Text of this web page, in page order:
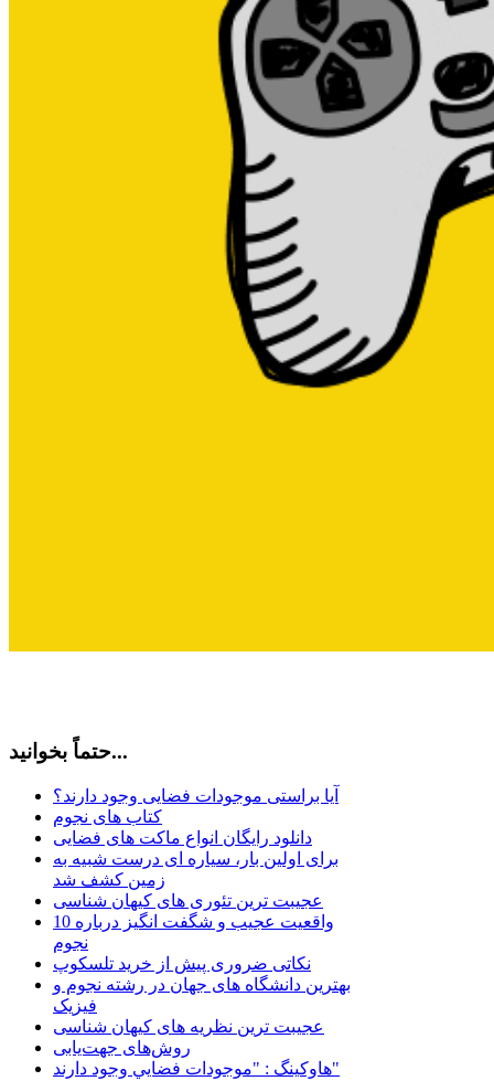
حتماً بخوانید...
آیا براستی موجودات فضایی وجود دارند؟
کتاب های نجوم
دانلود رایگان انواع ماکت های فضایی
برای اولین بار، سیاره ای درست شبیه به
زمین کشف شد
عجیبت ترین تئوری های کیهان شناسی
10 واقعیت عجیب و شگفت انگیز درباره
نجوم
نکاتی ضروری پیش از خرید تلسکوپ
بهترین دانشگاه های جهان در رشته نجوم و
فیزیک
عجیبت ترین نظریه های کیهان شناسی
روش‌های جهت‌یابی
هاوكينگ : "موجودات فضايي وجود دارند"